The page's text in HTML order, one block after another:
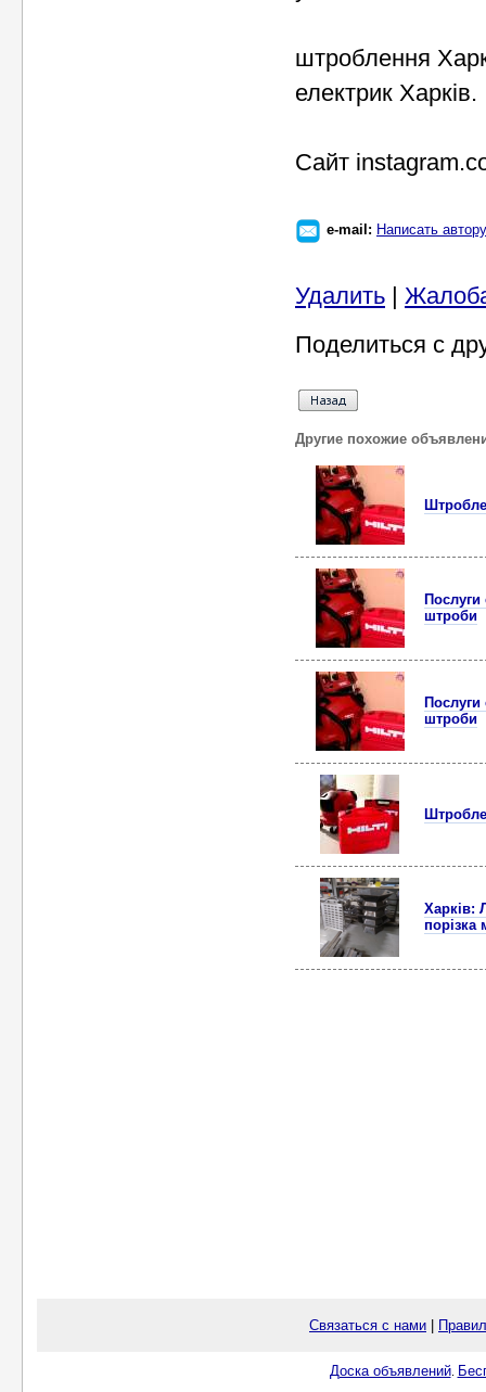
штроблення
електрик Харків.
Cайт
e-mail: Написать автору
Удалить |
Поделиться с
Другие похожие
штроби
штроби
Харків:
порізка
Связаться с нами
Доска объявлений.